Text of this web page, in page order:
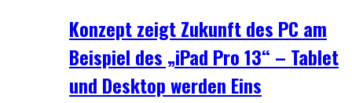
Konzept zeigt Zukunft des PC am
Beispiel des „iPad Pro 13“ – Tablet
und Desktop werden Eins